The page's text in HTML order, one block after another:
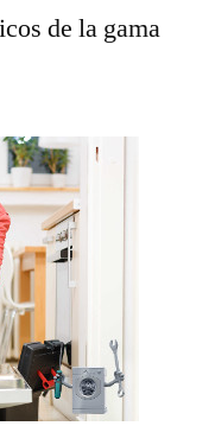
de la gama